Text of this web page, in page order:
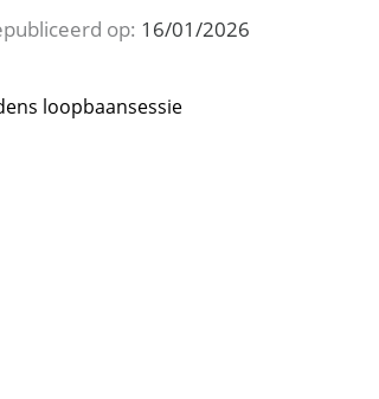
op: 16/01/2026